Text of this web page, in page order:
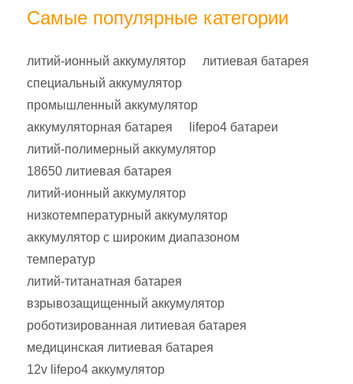
Самые популярные категории
литий-ионный аккумулятор
литиевая батарея
специальный аккумулятор
промышленный аккумулятор
аккумуляторная батарея
lifepo4 батареи
литий-полимерный аккумулятор
18650 литиевая батарея
литий-ионный аккумулятор
низкотемпературный аккумулятор
аккумулятор с широким диапазоном
температур
литий-титанатная батарея
взрывозащищенный аккумулятор
роботизированная литиевая батарея
медицинская литиевая батарея
12v lifepo4 аккумулятор